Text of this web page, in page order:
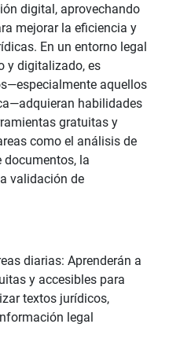
digital, aprovechando
mejorar la eficiencia y
En un entorno legal
y digitalizado, es
aquellos
habilidades
gratuitas y
como el análisis de
documentos, la
validación de
diarias: Aprenderán a
y accesibles para
textos jurídicos,
legal